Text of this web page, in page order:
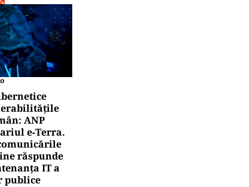
ANP
e‑Terra.
răspunde
IT a